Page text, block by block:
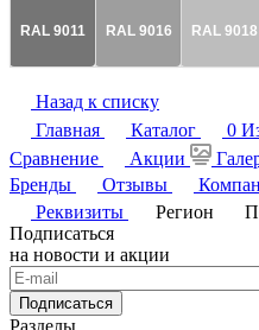
RAL 9011 RAL 9016 RAL 9018
Назад к списку
Главная
Каталог 0
Сравнение
Акции
Бренды
Отзывы
Реквизиты
Регион
Подписаться
на новости и акции
Подписаться
Разделы